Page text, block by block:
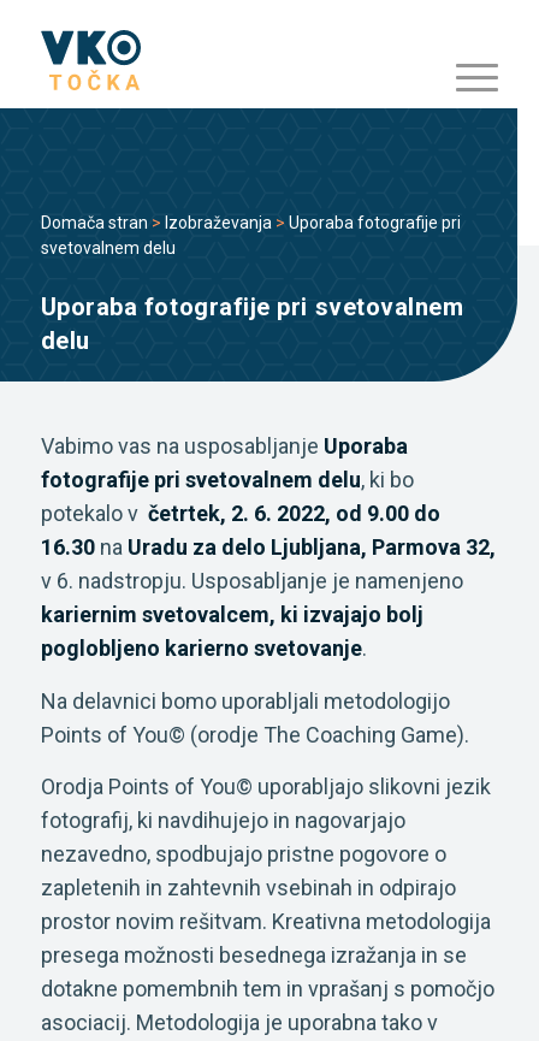
Domača stran > Izobraževanja > Uporaba fotografije pri
svetovalnem delu
Uporaba fotografije pri svetovalnem
delu
Vabimo vas na usposabljanje Uporaba
fotografije pri svetovalnem delu, ki bo
potekalo v četrtek, 2. 6. 2022, od 9.00 do
16.30 naUradu za delo Ljubljana, Parmova 32,
v 6. nadstropju. Usposabljanje je namenjeno
kariernim svetovalcem, ki izvajajo bolj
poglobljeno karierno svetovanje.
Na delavnici bomo uporabljali metodologijo
Points of You© (orodje The Coaching Game).
Orodja Points of You© uporabljajo slikovni jezik
fotografij, ki navdihujejo in nagovarjajo
nezavedno, spodbujajo pristne pogovore o
zapletenih in zahtevnih vsebinah in odpirajo
prostor novim rešitvam. Kreativna metodologija
presega možnosti besednega izražanja in se
dotakne pomembnih tem in vprašanj s pomočjo
asociacij. Metodologija je uporabna tako v